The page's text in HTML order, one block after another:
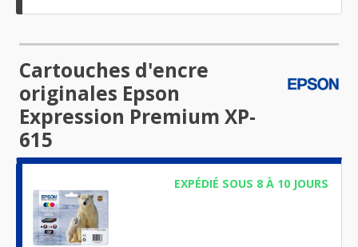
Cartouches d'encre
originales Epson
Expression Premium XP-
615
EXPÉDIÉ SOUS 8 À 10 JOURS